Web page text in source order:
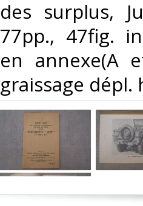
des surplus,
77pp., 47fig.
en annexe(A
graissage dépl.